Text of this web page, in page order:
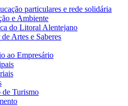
particulares e rede solidária
e Ambiente
do Litoral Alentejano
Artes e Saberes
ao Empresário
de Turismo